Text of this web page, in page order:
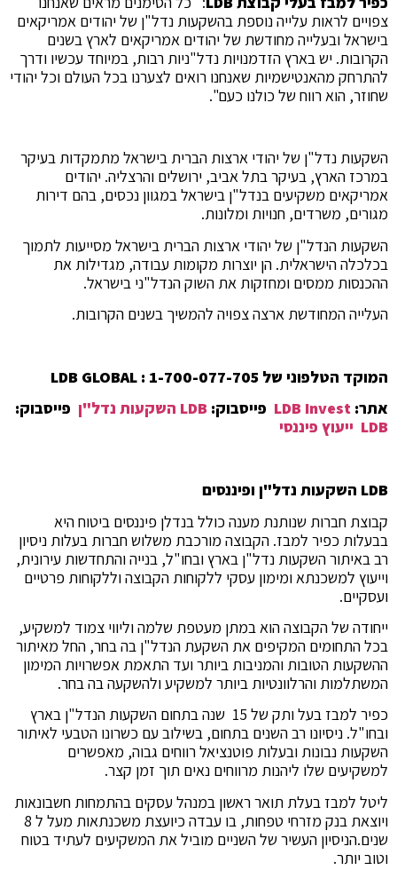
צפויים לראות עלייה נוספת בהשקעות נדל"ן של יהודים אמריקאים
בישראל ובעלייה מחודשת של יהודים אמריקאים לארץ בשנים
הקרובות. יש בארץ הזדמנויות נדל"ניות רבות, במיוחד עכשיו ודרך
להתרחק מהאנטישמיות שאנחנו רואים לצערנו בכל העולם וכל יהודי
שחוזר, הוא רווח של כולנו כעם".
השקעות נדל"ן של יהודי ארצות הברית בישראל מתמקדות בעיקר
במרכז הארץ, בעיקר בתל אביב, ירושלים והרצליה. יהודים
אמריקאים משקיעים בנדל"ן בישראל במגוון נכסים, בהם דירות
מגורים, משרדים, חנויות ומלונות.
השקעות הנדל"ן של יהודי ארצות הברית בישראל מסייעות לתמוך
בכלכלה הישראלית. הן יוצרות מקומות עבודה, מגדילות את
ההכנסות ממסים ומחזקות את השוק הנדל"ני בישראל.
העלייה המחודשת ארצה צפויה להמשיך בשנים הקרובות.
המוקד הטלפוני של LDB GLOBAL : 1-700-077-705
אתר: LDB Invest פייסבוק: LDB השקעות נדל"ן
פייסבוק:
LDB ייעוץ פיננסי
LDB השקעות נדל"ן ופיננסים
קבוצת חברות שנותנת מענה כולל בנדלן פיננסים ביטוח היא
בבעלות כפיר למבז. הקבוצה מורכבת משלוש חברות בעלות ניסיון
רב באיתור השקעות נדל"ן בארץ ובחו"ל, בנייה והתחדשות עירונית,
וייעוץ למשכנתא ומימון עסקי ללקוחות הקבוצה וללקוחות פרטיים
ועסקיים.
ייחודה של הקבוצה הוא במתן מעטפת שלמה וליווי צמוד למשקיע,
בכל התחומים המקיפים את השקעת הנדל"ן בה בחר, החל מאיתור
ההשקעות הטובות והמניבות ביותר ועד התאמת אפשרויות המימון
המשתלמות והרלוונטיות ביותר למשקיע ולהשקעה בה בחר.
כפיר למבז בעל ותק של 15 שנה בתחום השקעות הנדל"ן בארץ
ובחו"ל. ניסיונו רב השנים בתחום, בשילוב עם כשרונו הטבעי לאיתור
השקעות נבונות ובעלות פוטנציאל רווחים גבוה, מאפשרים
למשקיעים שלו ליהנות מרווחים נאים תוך זמן קצר.
ליטל למבז בעלת תואר ראשון במנהל עסקים בהתמחות חשבונאות
ויוצאת בנק מזרחי טפחות, בו עבדה כיועצת משכנתאות מעל ל 8
שנים.הניסיון העשיר של השניים מוביל את המשקיעים לעתיד בטוח
וטוב יותר.